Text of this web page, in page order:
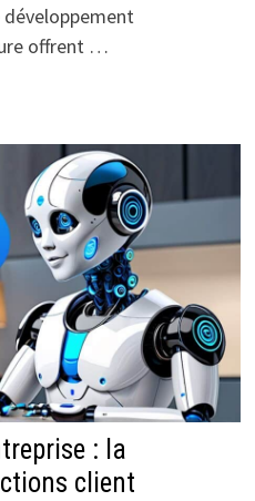
développement
offrent …
: la
client